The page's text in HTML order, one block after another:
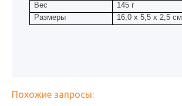
Вес
145 г
Размеры
16,0 х 5,5 х 2,5 см
Похожие запросы: